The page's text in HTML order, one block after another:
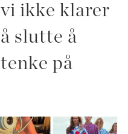
vi ikke klarer
å slutte å
tenke på